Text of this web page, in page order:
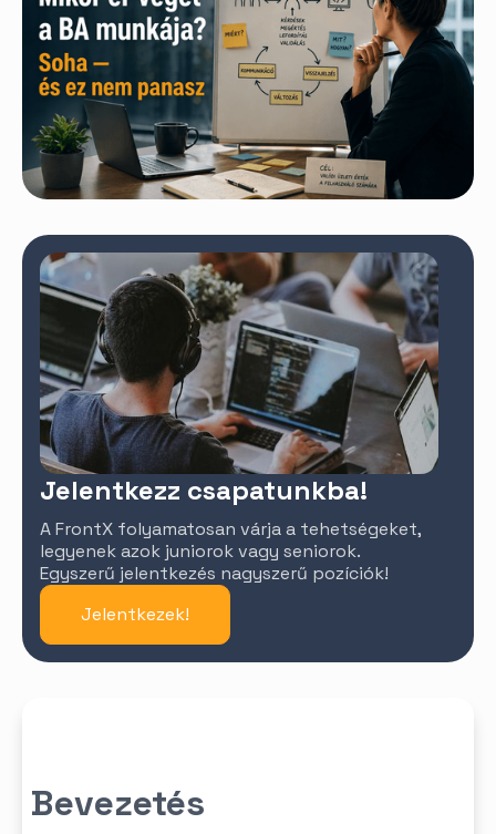
Jelentkezz csapatunkba!
A FrontX folyamatosan várja a tehetségeket,
legyenek azok juniorok vagy seniorok.
Egyszerű jelentkezés nagyszerű pozíciók!
Jelentkezek!
Bevezetés